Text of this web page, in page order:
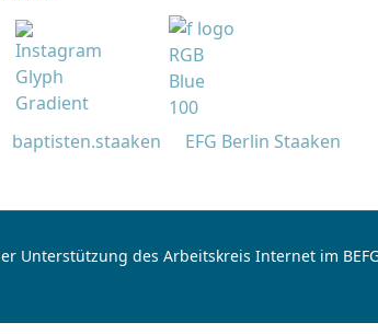
baptisten.staaken EFG Berlin Staaken
Unterstützung des Arbeitskreis Internet im